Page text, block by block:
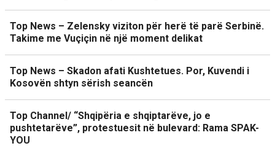
Top News – Zelensky viziton për herë të parë Serbinë.
Takime me Vuçiçin në një moment delikat
Top News – Skadon afati Kushtetues. Por, Kuvendi i
Kosovën shtyn sërish seancën
Top Channel/ “Shqipëria e shqiptarëve, jo e
pushtetarëve”, protestuesit në bulevard: Rama SPAK-
YOU